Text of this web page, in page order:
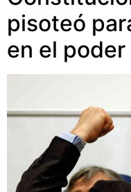
pisoteó
en el poder